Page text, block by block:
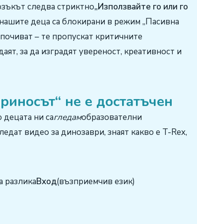
следва стриктно„Използвайте го или го
деца са блокирани в режим „Пасивна
– те пропускат критичните
за да изградят увереност, креативност и
не е достатъчен
ни сагледамобразователни
видео за динозаври, знаят какво е T-Rex,
разликаВход(възприемчив език)